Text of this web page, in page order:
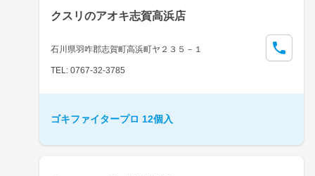
クスリのアオキ志賀高浜店
石川県羽咋郡志賀町高浜町ヤ２３５－１
TEL: 0767-32-3785
ゴキファイタープロ 12個入